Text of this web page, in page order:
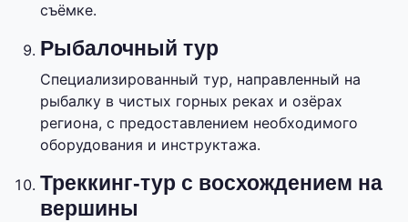
съёмке.
Рыбалочный тур
Специализированный тур, направленный на
рыбалку в чистых горных реках и озёрах
региона, с предоставлением необходимого
оборудования и инструктажа.
Треккинг-тур с восхождением на
вершины